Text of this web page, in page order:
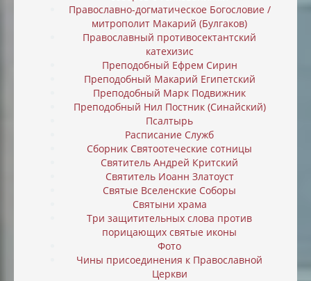
Православно-догматическое Богословие /
митрополит Макарий (Булгаков)
Православный противосектантский
катехизис
Преподобный Ефрем Сирин
Преподобный Макарий Египетский
Преподобный Марк Подвижник
Преподобный Нил Постник (Синайский)
Псалтырь
Расписание Служб
Сборник Святоотеческие сотницы
Святитель Андрей Критский
Святитель Иоанн Златоуст
Святые Вселенские Соборы
Святыни храма
Три защитительных слова против
порицающих святые иконы
Фото
Чины присоединения к Православной
Церкви